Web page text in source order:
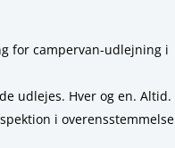
for campervan-udlejning i
udlejes. Hver og en. Altid.
i overensstemmelse